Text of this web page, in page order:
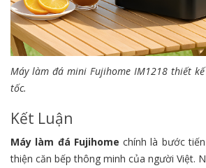
Máy làm đá mini Fujihome IM1218 thiết
tốc.
Kết Luận
Máy làm đá Fujihome chính là bước
thiện căn bếp thông minh của người Việt.